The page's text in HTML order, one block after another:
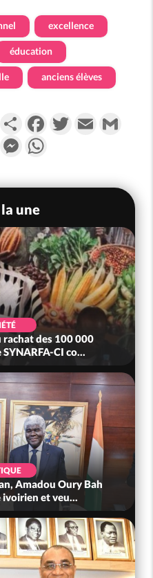
excellence
éducation
anciens élèves
PartagerFacebookTwitterEmail
Messenger
une
des 100 000
CI co...
Amadou Oury Bah
et veu...